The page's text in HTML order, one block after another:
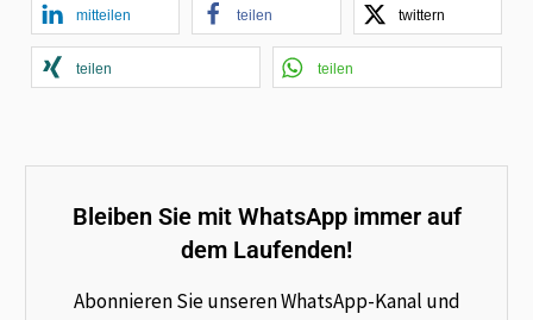
mitteilen teilen twittern
teilen teilen
Bleiben Sie mit WhatsApp immer auf
dem Laufenden!
Abonnieren Sie unseren WhatsApp-Kanal und